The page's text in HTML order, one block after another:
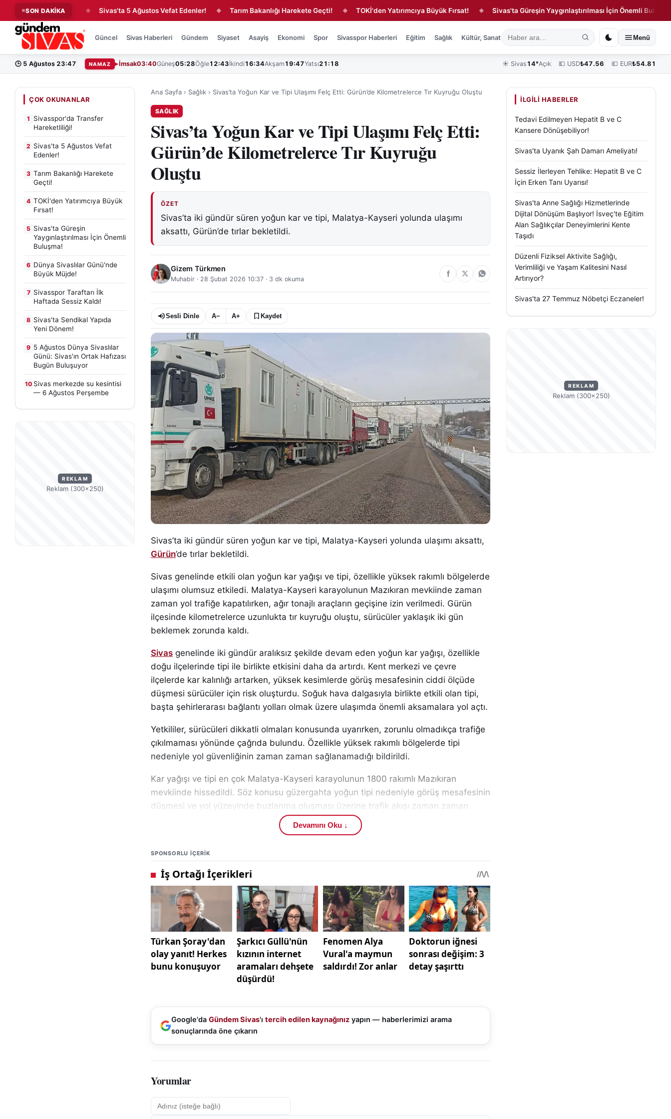
SON DAKİKA
Hareketliliği! ◆ Sivas'ta 5 Ağustos Vefat Edenler! ◆ Tarım Bakanlığı Harekete Geçti! ◆ TOKİ'den Yatırımcıya Büyük Fırsat! ◆ Sivas'ta Güreşin Yaygınlaştırılması İçin Önemli Buluşma!
Güncel Sivas Haberleri Gündem Siyaset Asayiş Ekonomi Spor Sivasspor Haberleri Eğitim Sağlık Kültür, Sanat ve Tarih Yaşam Sivas Vefat Edenler Köşe
Menü
🕒 5 Ağustos 23:47 NAMAZ İmsak03:40Güneş05:28Öğle12:43İkindi 16:34Akşam 19:47Yatsı21:18 ☀️ Sivas 14°Açık 💵 USD₺47.56 💶 EUR₺54.81
ÇOK OKUNANLAR
1 Sivasspor'da Transfer
Hareketliliği!
2 Sivas'ta 5 Ağustos Vefat
Edenler!
3 Tarım Bakanlığı Harekete
Geçti!
4 TOKİ'den Yatırımcıya Büyük
Fırsat!
5 Sivas'ta Güreşin
Yaygınlaştırılması İçin Önemli
Buluşma!
6 Dünya Sivaslılar Günü'nde
Büyük Müjde!
7 Sivasspor Taraftarı İlk
Haftada Sessiz Kaldı!
8 Sivas'ta Sendikal Yapıda
Yeni Dönem!
9 5 Ağustos Dünya Sivaslılar
Günü: Sivas'ın Ortak Hafızası
Bugün Buluşuyor
10 Sivas merkezde su kesintisi
— 6 Ağustos Perşembe
REKLAM
Reklam (300×250)
Ana Sayfa › Sağlık › Sivas’ta Yoğun Kar ve Tipi Ulaşımı Felç Etti: Gürün’de Kilometrelerce Tır Kuyruğu Oluştu
SAĞLIK
Sivas’ta Yoğun Kar ve Tipi Ulaşımı Felç Etti:
Gürün’de Kilometrelerce Tır Kuyruğu
Oluştu
ÖZET
Sivas’ta iki gündür süren yoğun kar ve tipi, Malatya-Kayseri yolunda ulaşımı
aksattı, Gürün’de tırlar bekletildi.
Gizem Türkmen
Muhabir · 28 Şubat 2026 10:37 · 3 dk okuma
Sesli Dinle A− A+ Kaydet
Sivas’ta iki gündür süren yoğun kar ve tipi, Malatya-Kayseri yolunda ulaşımı aksattı,
Gürün’de tırlar bekletildi.
Sivas genelinde etkili olan yoğun kar yağışı ve tipi, özellikle yüksek rakımlı bölgelerde
ulaşımı olumsuz etkiledi. Malatya-Kayseri karayolunun Mazıkıran mevkiinde zaman
zaman yol trafiğe kapatılırken, ağır tonajlı araçların geçişine izin verilmedi. Gürün
ilçesinde kilometrelerce uzunlukta tır kuyruğu oluştu, sürücüler yaklaşık iki gün
beklemek zorunda kaldı.
Sivas genelinde iki gündür aralıksız şekilde devam eden yoğun kar yağışı, özellikle
doğu ilçelerinde tipi ile birlikte etkisini daha da artırdı. Kent merkezi ve çevre
ilçelerde kar kalınlığı artarken, yüksek kesimlerde görüş mesafesinin ciddi ölçüde
düşmesi sürücüler için risk oluşturdu. Soğuk hava dalgasıyla birlikte etkili olan tipi,
başta şehirlerarası bağlantı yolları olmak üzere ulaşımda önemli aksamalara yol açtı.
Yetkililer, sürücüleri dikkatli olmaları konusunda uyarırken, zorunlu olmadıkça trafiğe
çıkılmaması yönünde çağrıda bulundu. Özellikle yüksek rakımlı bölgelerde tipi
nedeniyle yol güvenliğinin zaman zaman sağlanamadığı bildirildi.
Kar yağışı ve tipi en çok Malatya-Kayseri karayolunun 1800 rakımlı Mazıkıran
mevkiinde hissedildi. Söz konusu güzergahta yoğun tipi nedeniyle görüş mesafesinin
düşmesi ve yol yüzeyinde buzlanma oluşması üzerine trafik akışı zaman zaman
durduruldu. Güvenlik önlemleri kapsamında belirli aralıklarla araç geçişine izin
verilirken, ağır tonajlı araçların trafiğe çıkışına ise geçici süreyle kısıtlama getirildi.
Karayolları ekipleri bölgede aralıksız tuzlama ve kar küreme çalışmaları yürütürken,
olumsuz hava koşullarının ulaşım güvenliğini tehdit etmesi nedeniyle tedbirlerin
artırıldığı öğrenildi. Resmi duyurular ve yol durum bilgileri için sürücülere
Genel Müdürlüğü
üzerinden güncel bilgilere ulaşmaları tavsiye edildi.
Ağır tonajlı araçlara getirilen geçici kısıtlama nedeniyle tırlar, Gürün ilçe girişinde
bekletildi. Bu durum, ilçede kilometrelerce uzunluğa ulaşan tır kuyruklarının
oluşmasına neden oldu. Sürücüler, güvenli geçiş izni verilene kadar araçlarında
beklemek zorunda kaldı.
Yaklaşık iki gün boyunca bekleyişini sürdüren tır şoförleri, hava şartlarının normale
kontrollü şekilde sağlanmasına yol açtı. Yetkililer, can ve mal güvenliğini riske
atmamak adına alınan tedbirlerin zorunlu olduğunu vurguladı.
Sivas’ın doğu ilçelerinde kar yağışı, tipi ile birlikte daha sert bir tablo ortaya çıkardı.
yapan araçlar için risk seviyesi yükseldi.
Sivas Valiliği tarafından yapılan açıklamalarda, ekiplerin 24 saat esasına göre
Devamını Oku ↓
SPONSORLU IÇERIK
Google'da Gündem Sivas'ı tercih edilen kaynağınız yapın — haberlerimizi arama
sonuçlarında öne çıkarın
Yorumlar
İLGILI HABERLER
Tedavi Edilmeyen Hepatit B ve C
Kansere Dönüşebiliyor!
Sivas'ta Uyanık Şah Damarı Ameliyatı!
Sessiz İlerleyen Tehlike: Hepatit B ve C
İçin Erken Tanı Uyarısı!
Sivas'ta Anne Sağlığı Hizmetlerinde
Dijital Dönüşüm Başlıyor! İsveç'te Eğitim
Alan Sağlıkçılar Deneyimlerini Kente
Taşıdı
Düzenli Fiziksel Aktivite Sağlığı,
Verimliliği ve Yaşam Kalitesini Nasıl
Artırıyor?
Sivas'ta 27 Temmuz Nöbetçi Eczaneler!
REKLAM
Reklam (300×250)